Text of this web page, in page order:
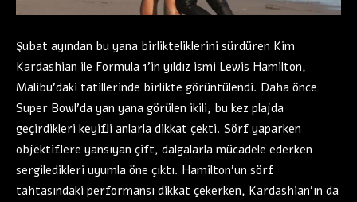
Şubat ayından bu yana birlikteliklerini sürdüren Kim
Kardashian ile Formula 1’in yıldız ismi Lewis Hamilton,
Malibu’daki tatillerinde birlikte görüntülendi. Daha önce
Super Bowl’da yan yana görülen ikili, bu kez plajda
geçirdikleri keyifli anlarla dikkat çekti. Sörf yaparken
objektiflere yansıyan çift, dalgalarla mücadele ederken
sergiledikleri uyumla öne çıktı. Hamilton’un sörf
tahtasındaki performansı dikkat çekerken, Kardashian’ın da